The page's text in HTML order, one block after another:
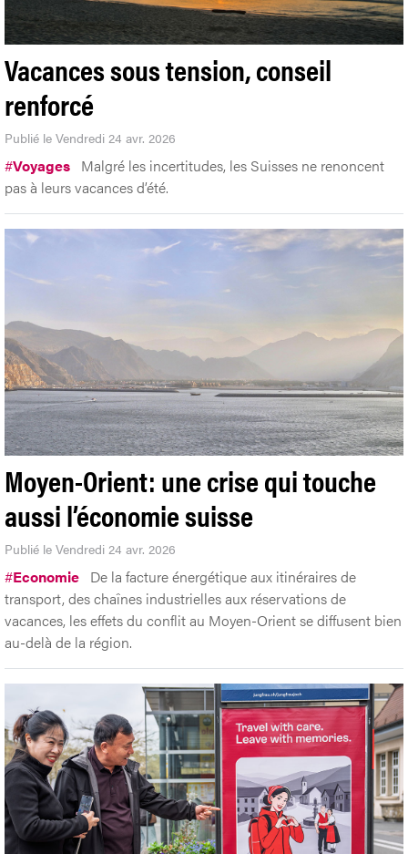
Vacances sous tension, conseil
renforcé
Publié le Vendredi 24 avr. 2026
#Voyages Malgré les incertitudes, les Suisses ne renoncent
pas à leurs vacances d’été.
Moyen-Orient: une crise qui touche
aussi l’économie suisse
Publié le Vendredi 24 avr. 2026
#Economie De la facture énergétique aux itinéraires de
transport, des chaînes industrielles aux réservations de
vacances, les effets du conflit au Moyen-Orient se diffusent bien
au-delà de la région.